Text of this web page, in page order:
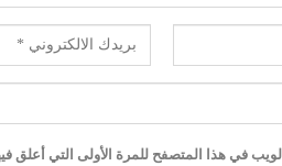
في هذا المتصفح للمرة الأولى التي أعلق